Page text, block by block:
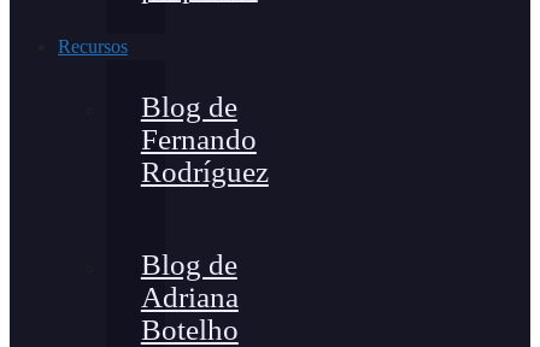
Recursos
Blog de
Fernando
Rodríguez
Blog de
Adriana
Botelho